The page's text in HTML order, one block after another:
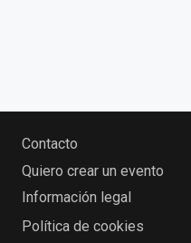
Contacto
Quiero crear un evento
Información legal
Política de cookies